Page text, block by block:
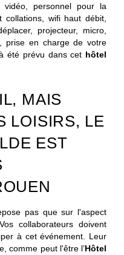
vidéo, personnel pour la
wifi haut débit,
projecteur, micro,
prise en charge de votre
été prévu dans cet hôtel
MAIS
LOISIRS, LE
EST
pas que sur l'aspect
collaborateurs doivent
à cet événement. Leur
comme peut l'être l’Hôtel
50 50